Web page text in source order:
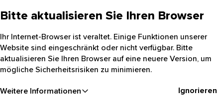
Bitte aktualisieren Sie Ihren Browser
Ihr Internet-Browser ist veraltet. Einige Funktionen unserer
Website sind eingeschränkt oder nicht verfügbar. Bitte
aktualisieren Sie Ihren Browser auf eine neuere Version, um
mögliche Sicherheitsrisiken zu minimieren.
Weitere Informationen Ignorieren